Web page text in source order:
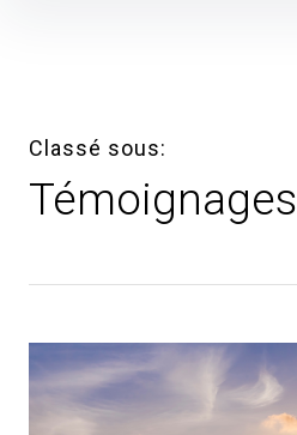
Classé sous
Témoignages